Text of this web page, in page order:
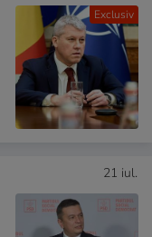
Exclusiv
21 iul.